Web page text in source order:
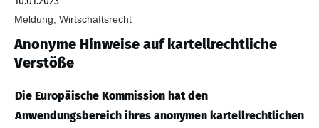
Meldung, Wirtschaftsrecht
Anonyme Hinweise auf kartellrechtliche
Verstöße
Die Europäische Kommission hat den
Anwendungsbereich ihres anonymen kartellrechtlichen